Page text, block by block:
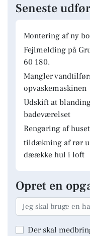
Seneste
Montering af ny
Fejlmelding på
60 180.
Mangler
opvaskemaskinen
Udskift at
badeværelset
Rengøring af huset
tildækning af rør
dæække hul i loft
Opret en
Der skal